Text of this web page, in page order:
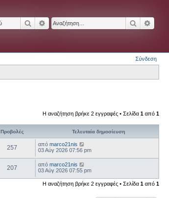
ΑναζήτησηΕιδική αναζήτηση
Σύνδεση
Η αναζήτηση βρήκε 2 εγγραφές • Σελίδα 1 από 1
Προβολές Τελευταία δημοσίευση
257 από marco21nis
03 Αύγ 2026 07:56 pm
207 από marco21nis
03 Αύγ 2026 07:55 pm
Η αναζήτηση βρήκε 2 εγγραφές • Σελίδα 1 από 1